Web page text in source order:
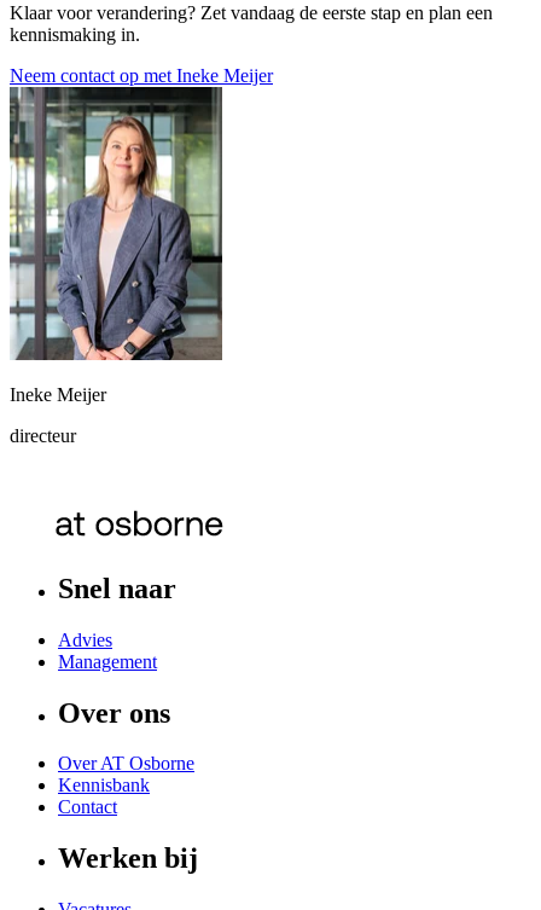
Klaar voor verandering? Zet vandaag de eerste stap en plan een
kennismaking in.
Neem contact op met Ineke Meijer
Ineke Meijer
directeur
Snel naar
Advies
Management
Over ons
Over AT Osborne
Kennisbank
Contact
Werken bij